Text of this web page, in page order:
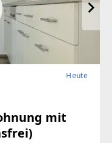
Heute
mit